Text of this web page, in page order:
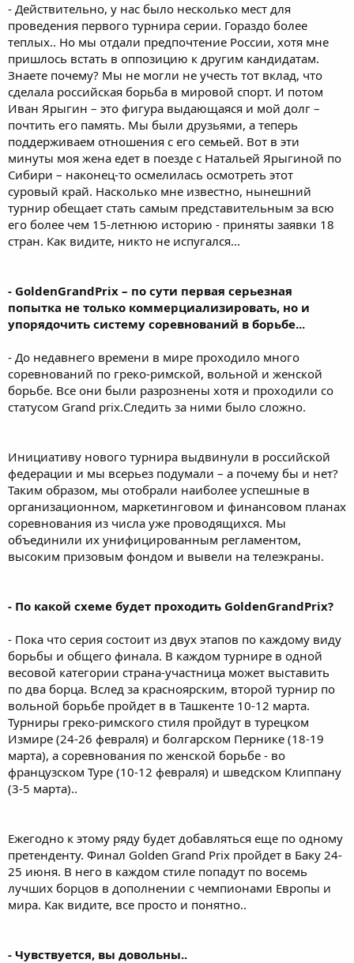
- Действительно, у нас было несколько мест для
проведения первого турнира серии. Гораздо более
теплых.. Но мы отдали предпочтение России, хотя мне
пришлось встать в оппозицию к другим кандидатам.
Знаете почему? Мы не могли не учесть тот вклад, что
сделала российская борьба в мировой спорт. И потом
Иван Ярыгин – это фигура выдающаяся и мой долг –
почтить его память. Мы были друзьями, а теперь
поддерживаем отношения с его семьей. Вот в эти
минуты моя жена едет в поезде с Натальей Ярыгиной по
Сибири – наконец-то осмелилась осмотреть этот
суровый край. Насколько мне известно, нынешний
турнир обещает стать самым представительным за всю
его более чем 15-летнюю историю - приняты заявки 18
стран. Как видите, никто не испугался...
- GoldenGrandPrix – по сути первая серьезная
попытка не только коммерциализировать, но и
упорядочить систему соревнований в борьбе...
- До недавнего времени в мире проходило много
соревнований по греко-римской, вольной и женской
борьбе. Все они были разрознены хотя и проходили со
статусом Grand prix.Следить за ними было сложно.
Инициативу нового турнира выдвинули в российской
федерации и мы всерьез подумали – а почему бы и нет?
Таким образом, мы отобрали наиболее успешные в
организационном, маркетинговом и финансовом планах
соревнования из числа уже проводящихся. Мы
объединили их унифицированным регламентом,
высоким призовым фондом и вывели на телеэкраны.
- По какой схеме будет проходить GoldenGrandPrix?
- Пока что серия состоит из двух этапов по каждому виду
борьбы и общего финала. В каждом турнире в одной
весовой категории страна-участница может выставить
по два борца. Вслед за красноярским, второй турнир по
вольной борьбе пройдет в в Ташкенте 10-12 марта.
Турниры греко-римского стиля пройдут в турецком
Измире (24-26 февраля) и болгарском Пернике (18-19
марта), а соревнования по женской борьбе - во
французском Туре (10-12 февраля) и шведском Клиппану
(3-5 марта)..
Ежегодно к этому ряду будет добавляться еще по одному
претенденту. Финал Golden Grand Prix пройдет в Баку 24-
25 июня. В него в каждом стиле попадут по восемь
лучших борцов в дополнении с чемпионами Европы и
мира. Как видите, все просто и понятно..
- Чувствуется, вы довольны..